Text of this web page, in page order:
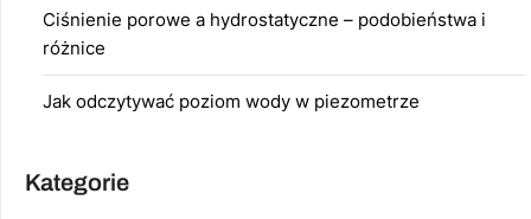
Ciśnienie porowe a hydrostatyczne – podobieństwa i
różnice
Jak odczytywać poziom wody w piezometrze
Kategorie